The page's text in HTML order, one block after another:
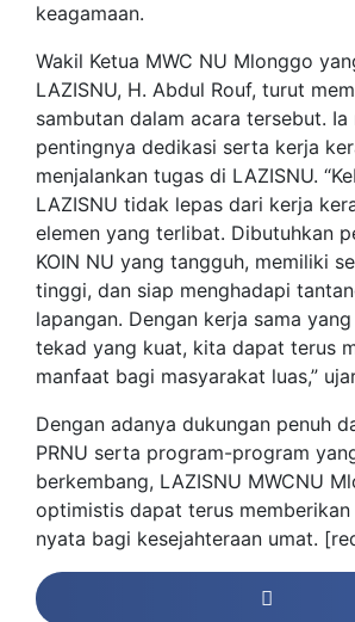
keagamaan.
Wakil Ketua MWC NU Mlonggo
LAZISNU, H. Abdul Rouf, turut
sambutan dalam acara tersebut. Ia
pentingnya dedikasi serta kerja
menjalankan tugas di LAZISNU.
LAZISNU tidak lepas dari kerja
elemen yang terlibat. Dibutuhkan
KOIN NU yang tangguh, memiliki
tinggi, dan siap menghadapi
lapangan. Dengan kerja sama
tekad yang kuat, kita dapat terus
manfaat bagi masyarakat luas,”
Dengan adanya dukungan penuh
PRNU serta program-program
berkembang, LAZISNU MWCNU
optimistis dapat terus
nyata bagi kesejahteraan umat.